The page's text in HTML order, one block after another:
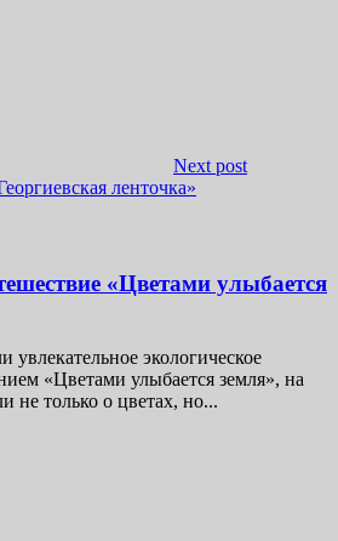
Next post
ленточка»
«Цветами улыбается
увлекательное экологическое
«Цветами улыбается земля», на
не только о цветах, но...